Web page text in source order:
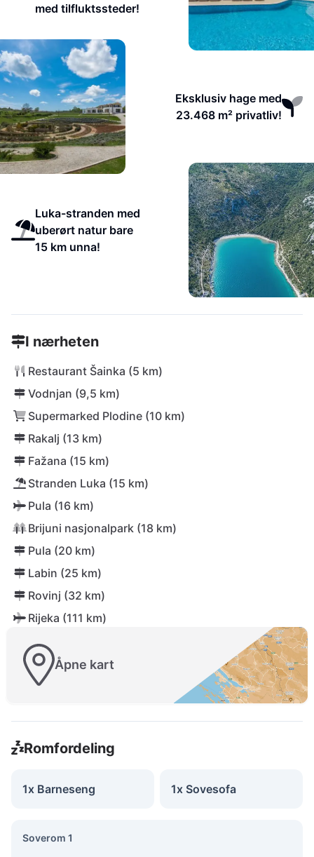
med tilfluktssteder!
Eksklusiv hage med
23.468 m² privatliv!
Luka-stranden med
uberørt natur bare
15 km unna!
I nærheten
Restaurant Šainka (5 km)
Vodnjan (9,5 km)
Supermarked Plodine (10 km)
Rakalj (13 km)
Fažana (15 km)
Stranden Luka (15 km)
Pula (16 km)
Brijuni nasjonalpark (18 km)
Pula (20 km)
Labin (25 km)
Rovinj (32 km)
Rijeka (111 km)
Åpne kart
Romfordeling
1x Barneseng 1x Sovesofa
Soverom 1